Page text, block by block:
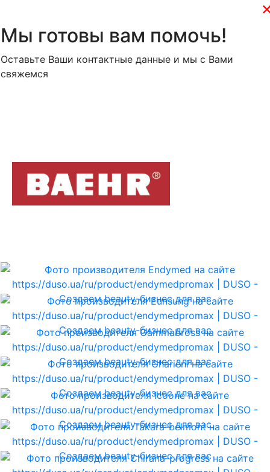
Мы готовы вам помочь!
Оставьте Ваши контактные данные и мы с Вами
свяжемся